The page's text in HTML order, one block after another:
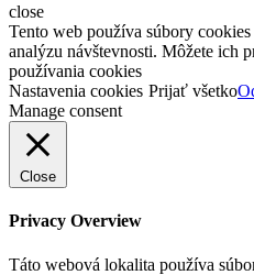
close
Tento web používa súbory
analýzu návštevnosti. Môžete ich
používania cookies
Nastavenia cookies Prijať všetko
Manage consent
Close
Privacy Overview
Táto webová lokalita používa